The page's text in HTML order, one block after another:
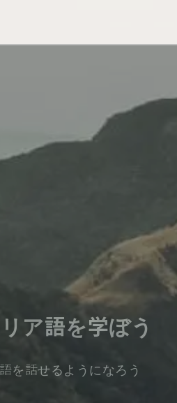
ア語を学ぼう
を話せるようになろう